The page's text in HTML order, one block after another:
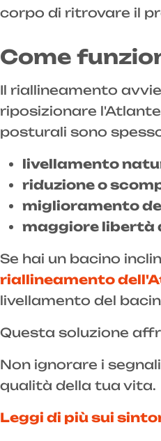
corpo di ritrovare il
Come
Il riallineamento
riposizionare
posturali sono
livellamento
riduzione o
miglioramento
maggiore libertà
Se hai un bacino
riallineamento
livellamento del
Questa soluzione
Non ignorare i
qualità della tua vita.
Leggi di più sui